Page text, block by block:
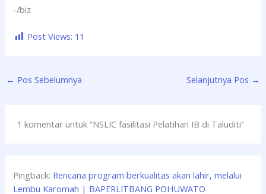
-/biz
Post Views: 11
← Pos Sebelumnya Selanjutnya Pos →
1 komentar untuk “NSLIC fasilitasi Pelatihan IB di Taluditi”
Pingback: Rencana program berkualitas akan lahir, melalui
Lembu Karomah | BAPERLITBANG POHUWATO